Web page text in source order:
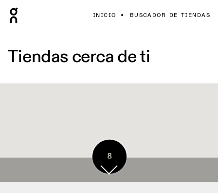
INICIO BUSCADOR DE TIENDAS
Tiendas cerca de ti
8